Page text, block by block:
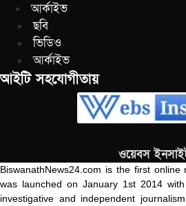
আর্কাইভ
ছবি
ভিডিও
আর্কাইভ
আইটি সহযোগীতায়
ওয়েবস
BiswanathNews24.com is the first
was launched on January 1st 2014
investigative and independent